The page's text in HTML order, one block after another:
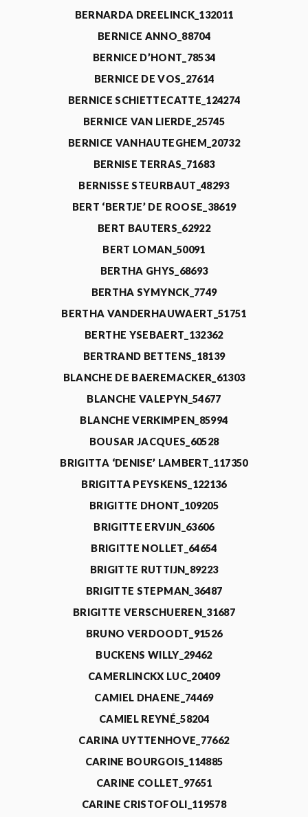
BERNARDA DREELINCK_132011
BERNICE ANNO_88704
BERNICE D’HONT_78534
BERNICE DE VOS_27614
BERNICE SCHIETTECATTE_124274
BERNICE VAN LIERDE_25745
BERNICE VANHAUTEGHEM_20732
BERNISE TERRAS_71683
BERNISSE STEURBAUT_48293
BERT ‘BERTJE’ DE ROOSE_38619
BERT BAUTERS_62922
BERT LOMAN_50091
BERTHA GHYS_68693
BERTHA SYMYNCK_7749
BERTHA VANDERHAUWAERT_51751
BERTHE YSEBAERT_132362
BERTRAND BETTENS_18139
BLANCHE DE BAEREMACKER_61303
BLANCHE VALEPYN_54677
BLANCHE VERKIMPEN_85994
BOUSAR JACQUES_60528
BRIGITTA ‘DENISE’ LAMBERT_117350
BRIGITTA PEYSKENS_122136
BRIGITTE DHONT_109205
BRIGITTE ERVIJN_63606
BRIGITTE NOLLET_64654
BRIGITTE RUTTIJN_89223
BRIGITTE STEPMAN_36487
BRIGITTE VERSCHUEREN_31687
BRUNO VERDOODT_91526
BUCKENS WILLY_29462
CAMERLINCKX LUC_20409
CAMIEL DHAENE_74469
CAMIEL REYNÉ_58204
CARINA UYTTENHOVE_77662
CARINE BOURGOIS_114885
CARINE COLLET_97651
CARINE CRISTOFOLI_119578